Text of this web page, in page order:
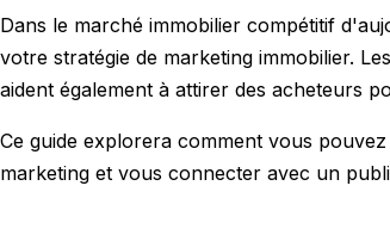
Dans le marché immobilier compétitif
votre stratégie de marketing immobilier.
aident également à attirer des acheteurs
Ce guide explorera comment vous
marketing et vous connecter avec un